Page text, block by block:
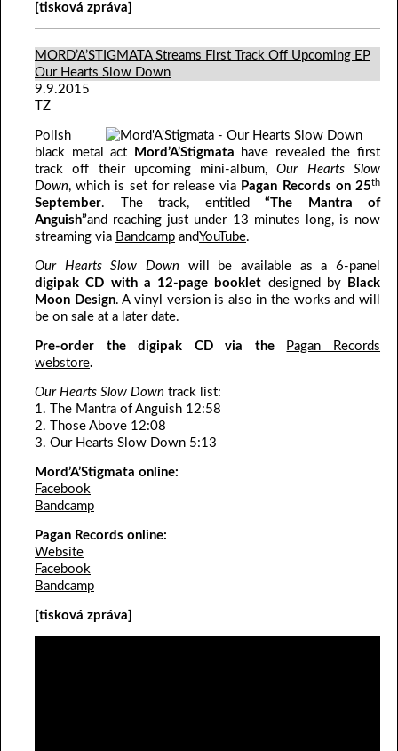
[tisková zpráva]
MORD’A’STIGMATA Streams First Track Off Upcoming EP
Our Hearts Slow Down
9.9.2015
TZ
Polish
black metal act
Mord’A’Stigmata
have revealed the first
track off their upcoming mini-album,Our Hearts Slow
Down, which is set for release via Pagan Records on 25th
September. The track, entitled “The Mantra of
Anguish”and reaching just under 13 minutes long, is now
streaming via Bandcamp andYouTube.
Our Hearts Slow Down will be available as a 6-panel
digipak CD with a 12-page booklet designed byBlack
Moon Design. A vinyl version is also in the works and will
be on sale at a later date.
Pre-order the digipak CD via the
Pagan Records
webstore.
Our Hearts Slow Down track list:
1. The Mantra of Anguish 12:58
2. Those Above 12:08
3. Our Hearts Slow Down 5:13
Mord’A’Stigmata online:
Facebook
Bandcamp
Pagan Records online:
Website
Facebook
Bandcamp
[tisková zpráva]